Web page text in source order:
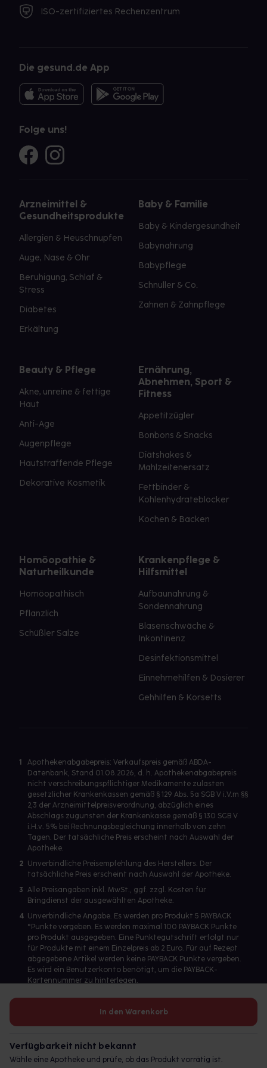
In den Warenkorb
Verfügbarkeit nicht bekannt
Wähle eine Apotheke und prüfe, ob das Produkt vorrätig ist.
ISO-zertifiziertes Rechenzentrum
Die gesund.de App
Folge uns!
Arzneimittel &
Gesundheitsprodukte
Allergien & Heuschnupfen
Auge, Nase & Ohr
Beruhigung, Schlaf &
Stress
Diabetes
Erkältung
Baby & Familie
Baby & Kindergesundheit
Babynahrung
Babypflege
Schnuller & Co.
Zahnen & Zahnpflege
Beauty & Pflege
Akne, unreine & fettige
Haut
Anti-Age
Augenpflege
Hautstraffende Pflege
Dekorative Kosmetik
Ernährung,
Abnehmen, Sport &
Fitness
Appetitzügler
Bonbons & Snacks
Diätshakes &
Mahlzeitenersatz
Fettbinder &
Kohlenhydrateblocker
Kochen & Backen
Homöopathie &
Naturheilkunde
Homöopathisch
Pflanzlich
Schüßler Salze
Krankenpflege &
Hilfsmittel
Aufbaunahrung &
Sondennahrung
Blasenschwäche &
Inkontinenz
Desinfektionsmittel
Einnehmehilfen & Dosierer
Gehhilfen & Korsetts
1
Apothekenabgabepreis: Verkaufspreis gemäß ABDA-
Datenbank, Stand 01.08.2026, d. h. Apothekenabgabepreis
nicht verschreibungspflichtiger Medikamente zulasten
gesetzlicher Krankenkassen gemäß § 129 Abs. 5a SGB V i.V.m §§
2,3 der Arzneimittelpreisverordnung, abzüglich eines
Abschlags zugunsten der Krankenkasse gemäß § 130 SGB V
i.H.v. 5% bei Rechnungsbegleichung innerhalb von zehn
Tagen. Der tatsächliche Preis erscheint nach Auswahl der
Apotheke.
2 Unverbindliche Preisempfehlung des Herstellers. Der
tatsächliche Preis erscheint nach Auswahl der Apotheke.
3 Alle Preisangaben inkl. MwSt., ggf. zzgl. Kosten für
Bringdienst der ausgewählten Apotheke.
4 Unverbindliche Angabe. Es werden pro Produkt 5 PAYBACK
°Punkte vergeben. Es werden maximal 100 PAYBACK Punkte
pro Produkt ausgegeben. Eine Punktegutschrift erfolgt nur
für Produkte mit einem Einzelpreis ab 2 Euro. Für auf Rezept
abgegebene Artikel werden keine PAYBACK Punkte vergeben.
Es wird ein Benutzerkonto benötigt, um die PAYBACK-
Kartennummer zu hinterlegen.
Betreiber des Portals und verantwortlich: gesund.de GmbH &
© 2026 gesund.de GmbH & Co. KG